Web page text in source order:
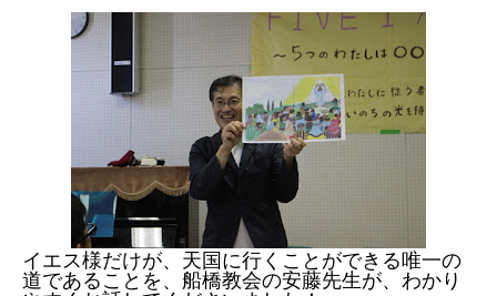
イエス様だけが、天国に行くことができる唯一の
道であることを、船橋教会の安藤先生が、わかり